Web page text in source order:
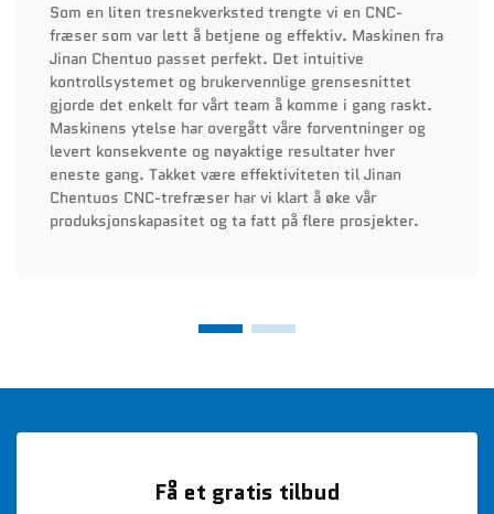
Som en liten tresnekverksted trengte vi en CNC-
fræser som var lett å betjene og effektiv. Maskinen fra
Jinan Chentuo passet perfekt. Det intuitive
kontrollsystemet og brukervennlige grensesnittet
gjorde det enkelt for vårt team å komme i gang raskt.
Maskinens ytelse har overgått våre forventninger og
levert konsekvente og nøyaktige resultater hver
eneste gang. Takket være effektiviteten til Jinan
Chentuos CNC-trefræser har vi klart å øke vår
produksjonskapasitet og ta fatt på flere prosjekter.
Få et gratis tilbud